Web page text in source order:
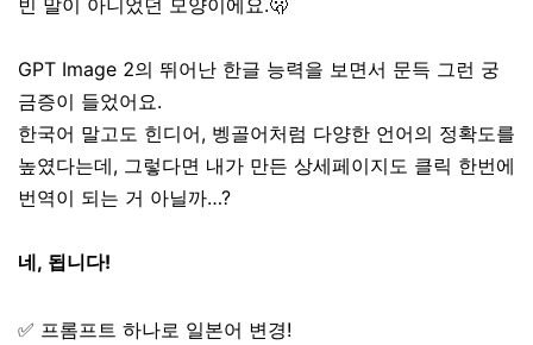
빈 말이 아니었던 모양이에요.🫢
GPT Image 2의 뛰어난 한글 능력을 보면서 문득 그런 궁
금증이 들었어요.
한국어 말고도 힌디어, 벵골어처럼 다양한 언어의 정확도를
높였다는데, 그렇다면 내가 만든 상세페이지도 클릭 한번에
번역이 되는 거 아닐까…?
네, 됩니다!
✅ 프롬프트 하나로 일본어 변경!